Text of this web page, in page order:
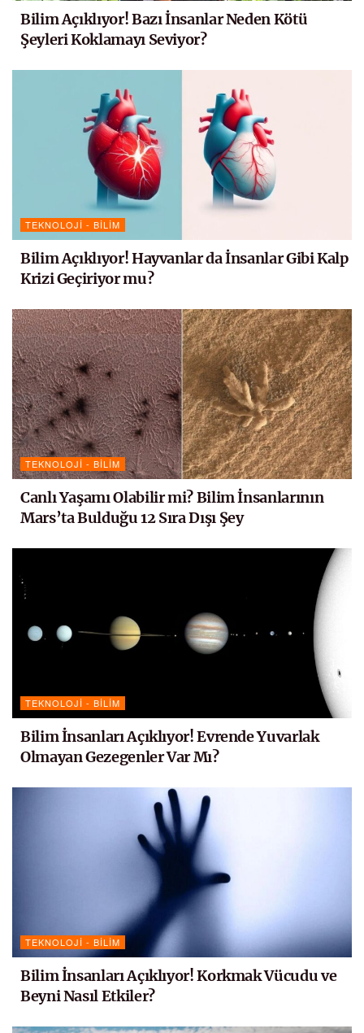
Bilim Açıklıyor! Bazı İnsanlar Neden Kötü
Şeyleri Koklamayı Seviyor?
TEKNOLOJI - BILIM
Bilim Açıklıyor! Hayvanlar da İnsanlar Gibi Kalp
Krizi Geçiriyor mu?
TEKNOLOJI - BILIM
Canlı Yaşamı Olabilir mi? Bilim İnsanlarının
Mars’ta Bulduğu 12 Sıra Dışı Şey
TEKNOLOJI - BILIM
Bilim İnsanları Açıklıyor! Evrende Yuvarlak
Olmayan Gezegenler Var Mı?
TEKNOLOJI - BILIM
Bilim İnsanları Açıklıyor! Korkmak Vücudu ve
Beyni Nasıl Etkiler?